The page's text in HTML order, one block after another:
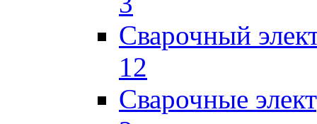
Сварочный
12
Сварочные